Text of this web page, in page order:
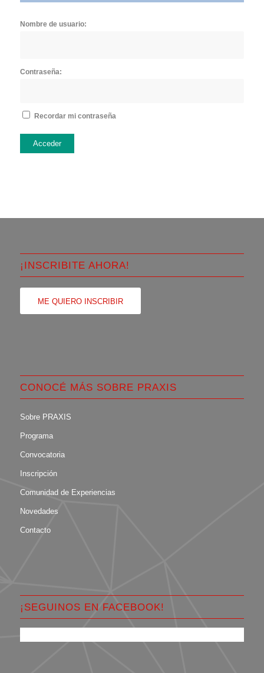
Nombre de usuario:
Contraseña:
Recordar mi contraseña
Acceder
¡INSCRIBITE AHORA!
ME QUIERO INSCRIBIR
CONOCÉ MÁS SOBRE PRAXIS
Sobre PRAXIS
Programa
Convocatoria
Inscripción
Comunidad de Experiencias
Novedades
Contacto
¡SEGUINOS EN FACEBOOK!